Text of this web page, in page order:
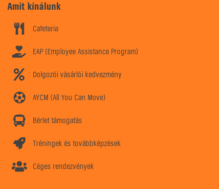
Amit kínálunk
Cafeteria
EAP (Employee Assistance Program)
Dolgozói vásárlói kedvezmény
AYCM (All You Can Move)
Bérlet támogatás
Tréningek és továbbképzések
Céges rendezvények